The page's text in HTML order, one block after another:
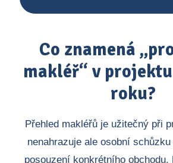
Co znamená
makléř“ v
roku?
Přehled makléřů je užitečný při
nenahrazuje ale osobní
posouzení konkrétního obchodu.